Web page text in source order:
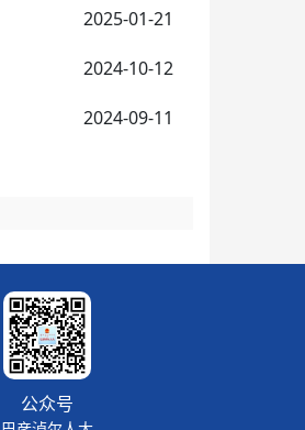
2025-01-21
2024-10-12
2024-09-11
公众号